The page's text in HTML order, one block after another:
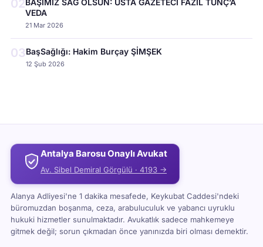
02
VEDA
21 Mar 2026
03BaşSağlığı: Hakim Burçay ŞİMŞEK
12 Şub 2026
Antalya Barosu Onaylı Avukat
Av. Sibel Demiral Görgülü · 4193 →
Alanya Adliyesi'ne 1 dakika mesafede, Keykubat Caddesi'ndeki
büromuzdan boşanma, ceza, arabuluculuk ve yabancı uyruklu
hukuki hizmetler sunulmaktadır. Avukatlık sadece mahkemeye
gitmek değil; sorun çıkmadan önce yanınızda biri olması demektir.